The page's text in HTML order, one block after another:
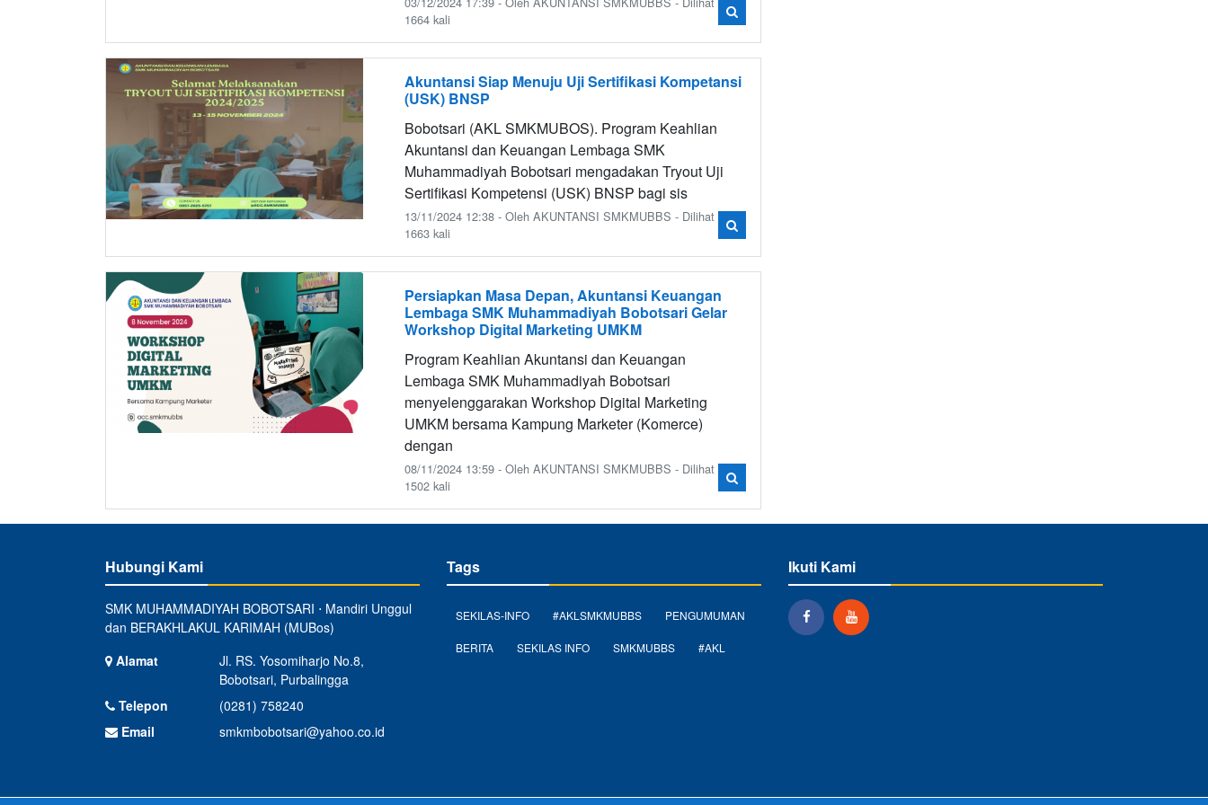
1664 kali
Akuntansi Siap Menuju Uji Sertifikasi Kompetansi
(USK) BNSP
Bobotsari (AKL SMKMUBOS). Program Keahlian
Akuntansi dan Keuangan Lembaga SMK
Muhammadiyah Bobotsari mengadakan Tryout Uji
Sertifikasi Kompetensi (USK) BNSP bagi sis
13/11/2024 12:38 - Oleh AKUNTANSI SMKMUBBS - Dilihat
1663 kali
Persiapkan Masa Depan, Akuntansi Keuangan
Lembaga SMK Muhammadiyah Bobotsari Gelar
Workshop Digital Marketing UMKM
Program Keahlian Akuntansi dan Keuangan
Lembaga SMK Muhammadiyah Bobotsari
menyelenggarakan Workshop Digital Marketing
UMKM bersama Kampung Marketer (Komerce)
dengan
08/11/2024 13:59 - Oleh AKUNTANSI SMKMUBBS - Dilihat
1502 kali
Hubungi Kami
SMK MUHAMMADIYAH BOBOTSARI ⋅ Mandiri Unggul
dan BERAKHLAKUL KARIMAH (MUBos)
Alamat
Jl. RS. Yosomiharjo No.8,
Bobotsari, Purbalingga
Telepon
(0281) 758240
Email
smkmbobotsari@yahoo.co.id
Tags
SEKILAS-INFO #AKLSMKMUBBS PENGUMUMAN
BERITA SEKILAS INFO SMKMUBBS #AKL
Ikuti Kami